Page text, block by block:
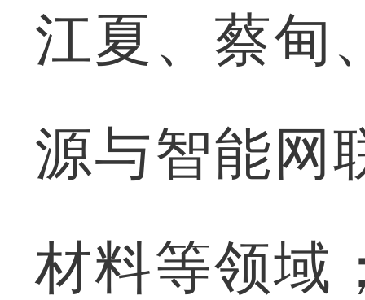
江夏、蔡甸
源与智能网
材料等领域